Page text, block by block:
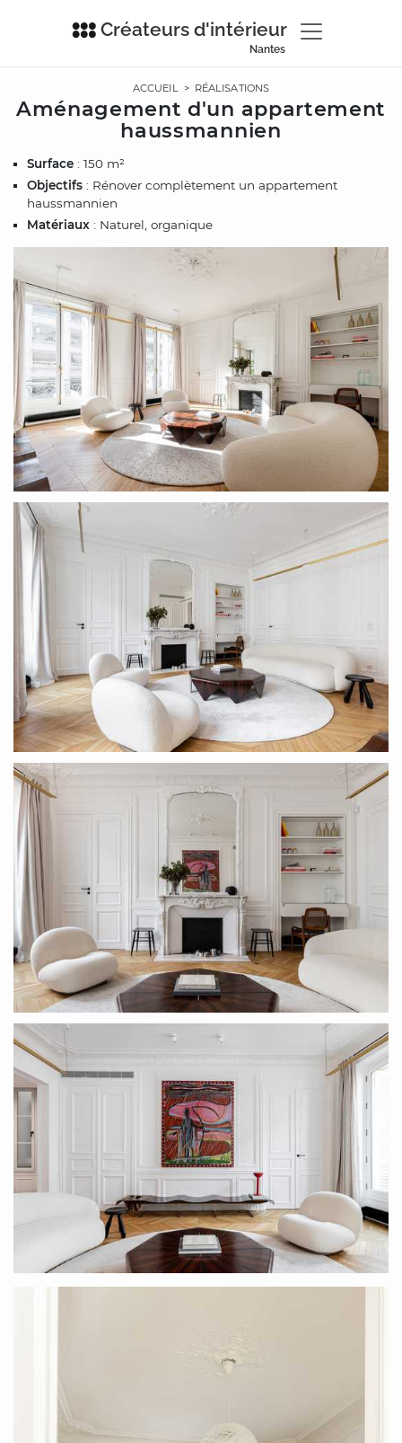
Créateurs d'intérieur
Nantes
ACCUEIL> RÉALISATIONS
Aménagement d'un appartement
haussmannien
Surface : 150 m²
Objectifs : Rénover complètement un appartement
haussmannien
Matériaux : Naturel, organique